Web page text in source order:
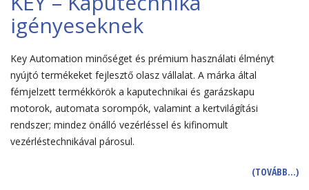
igényeseknek
Key Automation minőséget és prémium használati élményt
nyújtó termékeket fejlesztő olasz vállalat. A márka által
fémjelzett termékkörök a kaputechnikai és garázskapu
motorok, automata sorompók, valamint a kertvilágítási
rendszer; mindez önálló vezérléssel és kifinomult
vezérléstechnikával párosul.
(TOVÁBB…)